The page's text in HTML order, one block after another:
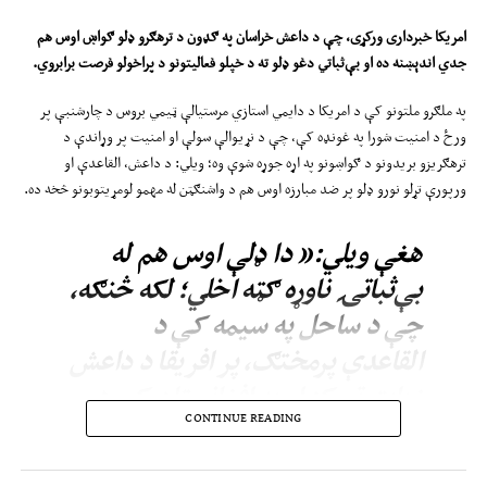
امریکاخبرداری ورکړی، چې د داعش خراسان په ګډون د ترهګرو ډلو ګواښ اوسهم
جدي اندېښنه ده او بې‌ثباتي دغو ډلو ته د خپلو فعالیتونو د پراخولو فرصت برابروي.
په ملګرو ملتونو کې د امریکا د دایمي استازي مرستیالې ټیمي بروس د چارشنبې پر
ورځ د امنیت شورا په غونډه کې، چې د نړیوالې سولې او امنیت پر وړاندې د
ترهګریزو بریدونو د ګواښونو په اړه جوړه شوې وه؛ ویلي: د داعش، القاعدې او
ورپورې تړلو نورو ډلو پر ضد مبارزه اوس هم د واشنګټن له مهمو لومړیتوبونو څخه ده.
هغې ویلي:« دا ډلې اوس هم له
بې‌ثباتۍ ناوړه ګټه اخلي؛ لکه څنګه،
چې د ساحل په سیمه کې د
القاعدې پرمختګ، پر افریقا د داعش
زیات تمرکز او په افغانستان کې د
داعش خراسان دوامدار ګواښ
ښيي.»
CONTINUE READING